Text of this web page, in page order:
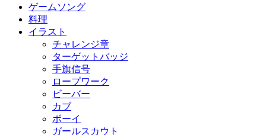
ゲームソング
料理
イラスト
チャレンジ章
ターゲットバッジ
手旗信号
ロープワーク
ビーバー
カブ
ボーイ
ガールスカウト